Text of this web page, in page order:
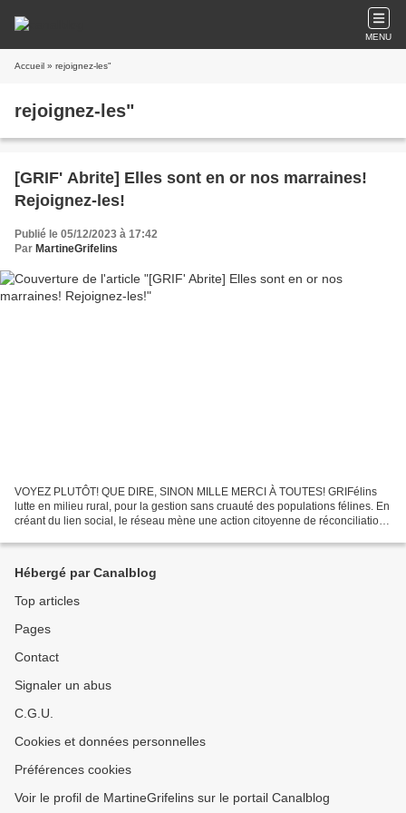
MENU
Accueil » rejoignez-les"
rejoignez-les"
[GRIF' Abrite] Elles sont en or nos marraines!
Rejoignez-les!
Publié le 05/12/2023 à 17:42
Par MartineGrifelins
VOYEZ PLUTÔT! QUE DIRE, SINON MILLE MERCI À TOUTES! GRIFélins
lutte en milieu rural, pour la gestion sans cruauté des populations félines. En
créant du lien social, le réseau mène une action citoyenne de réconciliation
Hébergé par Canalblog
Top articles
Pages
Contact
Signaler un abus
C.G.U.
Cookies et données personnelles
Préférences cookies
Voir le profil de MartineGrifelins sur le portail Canalblog